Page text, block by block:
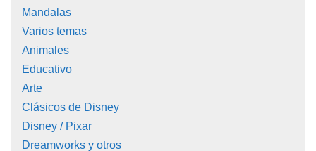
Mandalas
Varios temas
Animales
Educativo
Arte
Clásicos de Disney
Disney / Pixar
Dreamworks y otros